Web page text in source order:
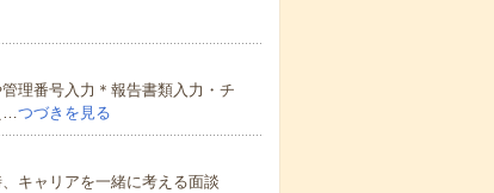
理番号入力＊報告書類入力・チ
…つづきを見る
キャリアを一緒に考える面談